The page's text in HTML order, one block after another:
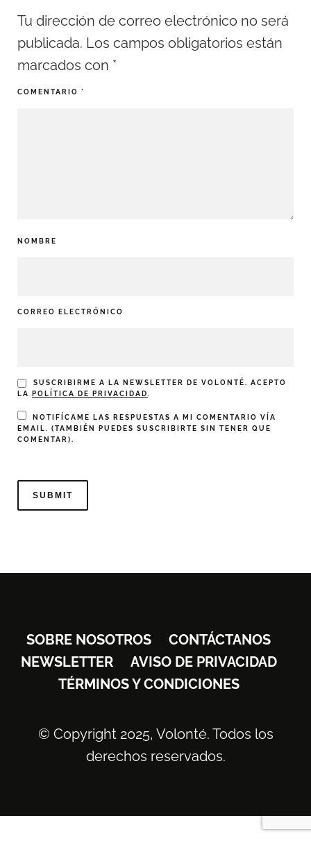
Tu dirección de correo electrónico no será
publicada. Los campos obligatorios están
marcados con *
COMENTARIO *
NOMBRE
CORREO ELECTRÓNICO
SUSCRIBIRME A LA NEWSLETTER DE VOLONTÉ. ACEPTO
LA
POLÍTICA DE PRIVACIDAD.
NOTIFÍCAME LAS RESPUESTAS A MI COMENTARIO VÍA
EMAIL. (TAMBIÉN PUEDES SUSCRIBIRTE SIN TENER QUE
COMENTAR).
SOBRE NOSOTROS
CONTÁCTANOS
NEWSLETTER
AVISO DE PRIVACIDAD
TÉRMINOS Y CONDICIONES
© Copyright 2025, Volonté. Todos los
derechos reservados.